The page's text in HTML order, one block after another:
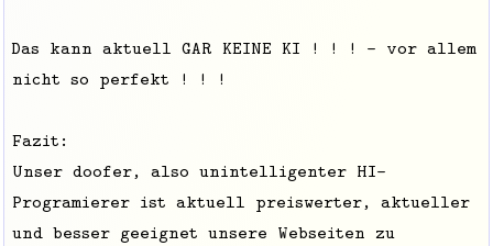
Das kann aktuell GAR KEINE KI ! ! ! - vor allem
nicht so perfekt ! ! !
Fazit:
Unser doofer, also unintelligenter HI-
Programierer ist aktuell preiswerter, aktueller
und besser geeignet unsere Webseiten zu